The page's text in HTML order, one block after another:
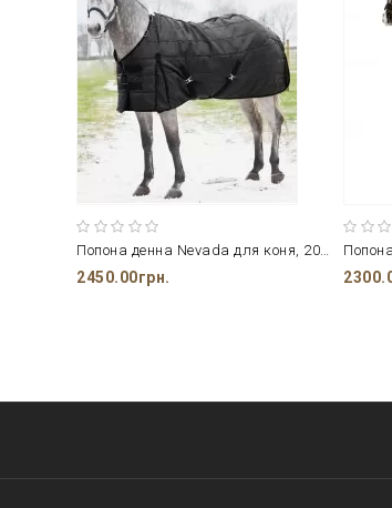
Попона денна Nevada для коня, 200г
2450.00грн.